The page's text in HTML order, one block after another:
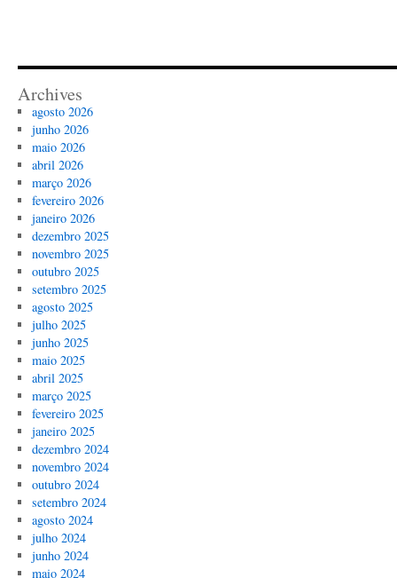
Archives
agosto 2026
junho 2026
maio 2026
abril 2026
março 2026
fevereiro 2026
janeiro 2026
dezembro 2025
novembro 2025
outubro 2025
setembro 2025
agosto 2025
julho 2025
junho 2025
maio 2025
abril 2025
março 2025
fevereiro 2025
janeiro 2025
dezembro 2024
novembro 2024
outubro 2024
setembro 2024
agosto 2024
julho 2024
junho 2024
maio 2024